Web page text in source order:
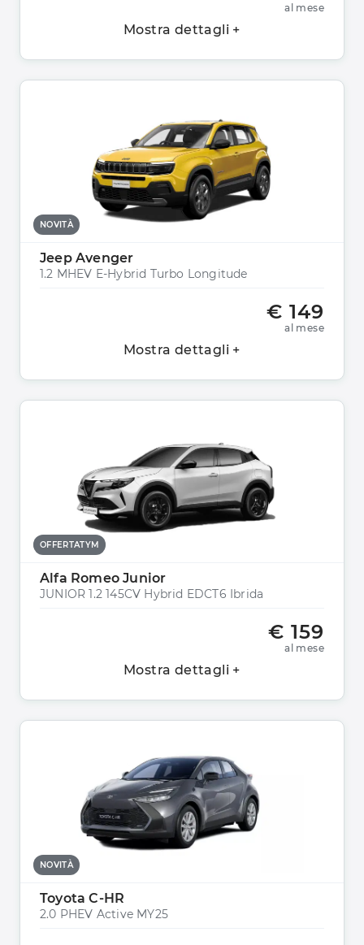
al mese
Mostra dettagli +
NOVITÀ
Jeep Avenger
1.2 MHEV E-Hybrid Turbo Longitude
€ 149
al mese
Mostra dettagli +
OFFERTATYM
Alfa Romeo Junior
JUNIOR 1.2 145CV Hybrid EDCT6 Ibrida
€ 159
al mese
Mostra dettagli +
NOVITÀ
Toyota C-HR
2.0 PHEV Active MY25